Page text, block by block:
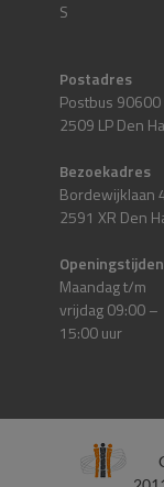
S
Postadres
Postbus 90600
2509 LP Den
Bezoekadres
Bordewijklaan
2591 XR Den
Openingstijden
Maandag t/m
vrijdag 09:00 –
15:00 uur